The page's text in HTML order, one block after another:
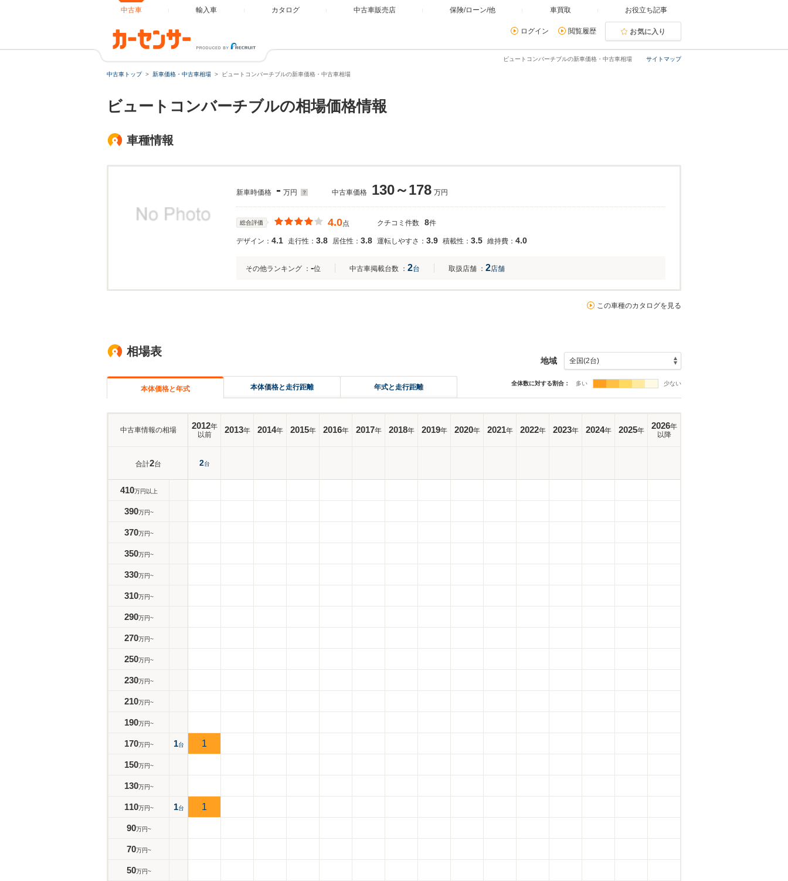
中古車 輸入車 カタログ 中古車販売店 保険/ローン/他 車買取 お役立ち記事
ログイン 閲覧履歴 お気に入り
サイトマップ
ビュートコンバーチブルの新車価格・中古車相場
中古車トップ 新車価格・中古車相場 ビュートコンバーチブルの新車価格・中古車相場
ビュートコンバーチブルの相場価格情報
車種情報
新車時価格 - 万円 中古車価格 130～178 万円
総合評価 4.0点 クチコミ件数 8件
デザイン： 4.1 走行性： 3.8 居住性： 3.8 運転しやすさ： 3.9 積載性： 3.5 維持費： 4.0
その他ランキング ： -位 中古車掲載台数 ： 2台 取扱店舗 ： 2店舗
この車種のカタログを見る
相場表
本体価格と年式 本体価格と走行距離 年式と走行距離
地域
全体数に対する割合： 多い 少ない
中古車情報の相場 2012年
以前
2013年 2014年 2015年 2016年 2017年 2018年 2019年 2020年 2021年 2022年 2023年 2024年 2025年 2026年
以降
合計2台 2台
410万円以上
390万円~
370万円~
350万円~
330万円~
310万円~
290万円~
270万円~
250万円~
230万円~
210万円~
190万円~
170万円~ 1台 1
150万円~
130万円~
110万円~ 1台 1
90万円~
70万円~
50万円~